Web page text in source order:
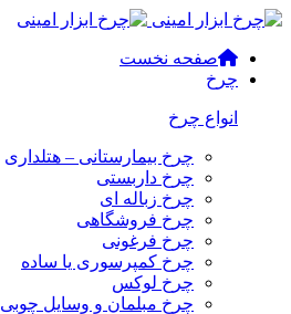
صفحه نخست
چرخ
انواع چرخ
چرخ بیمارستانی – هتلداری
چرخ داربستی
چرخ زباله ای
چرخ فروشگاهی
چرخ فرغونی
چرخ کمپرسوری یا ساده
چرخ لوکس
چرخ مبلمان و وسایل چوبی